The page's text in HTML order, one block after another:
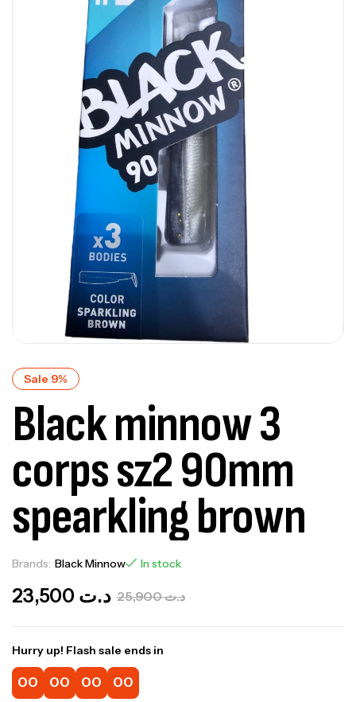
Sale 9%
Black minnow 3
corps sz2 90mm
spearkling brown
Brands: Black Minnow In stock
د.ت25,900 د.ت
Hurry up! Flash sale ends in
00 00 00 00